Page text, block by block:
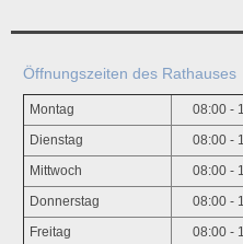
Öffnungszeiten des Rathauses
Montag 08:00 -
Dienstag 08:00 -
Mittwoch 08:00 -
Donnerstag 08:00 -
Freitag 08:00 -